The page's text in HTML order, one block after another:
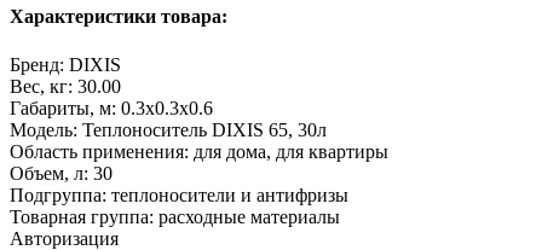
Характеристики товара:
Бренд: DIXIS
Вес, кг: 30.00
Габариты, м: 0.3x0.3x0.6
Модель: Теплоноситель DIXIS 65, 30л
Область применения: для дома, для квартиры
Объем, л: 30
Подгруппа: теплоносители и антифризы
Товарная группа: расходные материалы
Авторизация